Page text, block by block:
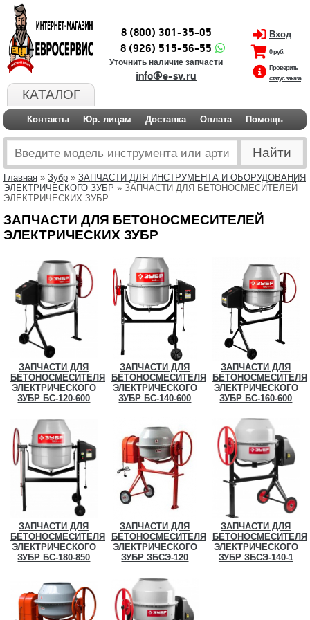
КАТАЛОГ
8 (800) 301-35-05
8 (926) 515-56-55
Уточнить наличие запчасти
info@e-sv.ru
Вход
0 руб.
Проверить
статус заказа
Контакты Юр. лицам Доставка Оплата Помощь
Главная » Зубр » ЗАПЧАСТИ ДЛЯ ИНСТРУМЕНТА И ОБОРУДОВАНИЯ
ЭЛЕКТРИЧЕСКОГО ЗУБР » ЗАПЧАСТИ ДЛЯ БЕТОНОСМЕСИТЕЛЕЙ
ЭЛЕКТРИЧЕСКИХ ЗУБР
ЗАПЧАСТИ ДЛЯ БЕТОНОСМЕСИТЕЛЕЙ
ЭЛЕКТРИЧЕСКИХ ЗУБР
ЗАПЧАСТИ ДЛЯ
БЕТОНОСМЕСИТЕЛЯ
ЭЛЕКТРИЧЕСКОГО
ЗУБР БС-120-600
ЗАПЧАСТИ ДЛЯ
БЕТОНОСМЕСИТЕЛЯ
ЭЛЕКТРИЧЕСКОГО
ЗУБР БС-140-600
ЗАПЧАСТИ ДЛЯ
БЕТОНОСМЕСИТЕЛЯ
ЭЛЕКТРИЧЕСКОГО
ЗУБР БС-160-600
ЗАПЧАСТИ ДЛЯ
БЕТОНОСМЕСИТЕЛЯ
ЭЛЕКТРИЧЕСКОГО
ЗУБР БС-180-850
ЗАПЧАСТИ ДЛЯ
БЕТОНОСМЕСИТЕЛЯ
ЭЛЕКТРИЧЕСКОГО
ЗУБР ЗБСЭ-120
ЗАПЧАСТИ ДЛЯ
БЕТОНОСМЕСИТЕЛЯ
ЭЛЕКТРИЧЕСКОГО
ЗУБР ЗБСЭ-140-1